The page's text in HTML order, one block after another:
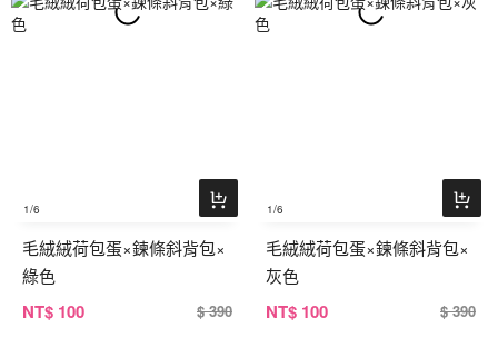
1/6
毛絨絨荷包蛋×鍊條斜背包×
綠色
NT$ 100 $ 390
1/6
毛絨絨荷包蛋×鍊條斜背包×
灰色
NT$ 100 $ 390